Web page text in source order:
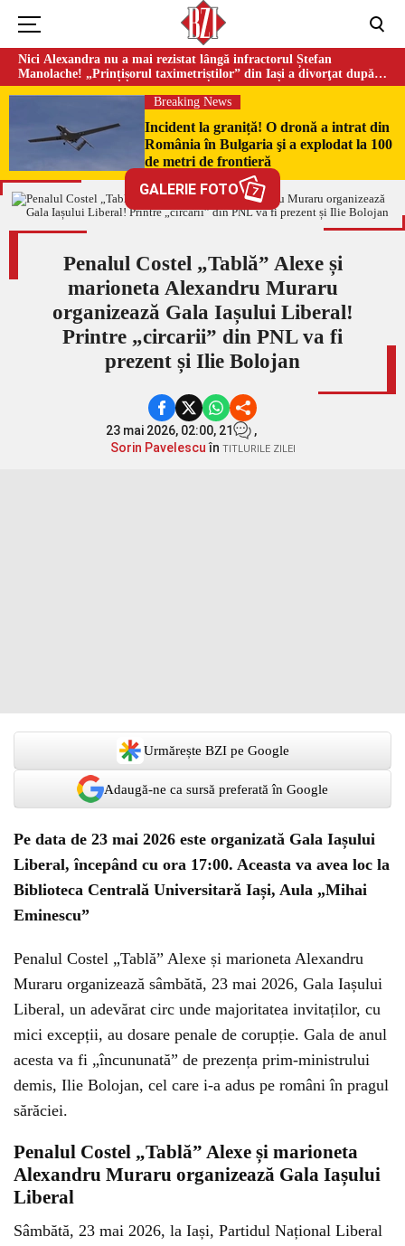
Nici Alexandra nu a mai rezistat lângă infractorul Ștefan
Manolache! „Prințișorul taximetriștilor” din Iași a divorţat după
doi ani de căsnicie
Breaking News
Incident la graniță! O dronă a intrat din
România în Bulgaria şi a explodat la 100
de metri de frontieră
GALERIE FOTO 7
Penalul Costel „Tablă” Alexe și
marioneta Alexandru Muraru
organizează Gala Iașului Liberal!
Printre „circarii” din PNL va fi
prezent și Ilie Bolojan
23 mai 2026, 02:00, 21
,
Sorin Pavelescuîn TITLURILE ZILEI
Urmărește BZI pe Google
Adaugă-ne ca sursă preferată în Google
Pe data de 23 mai 2026 este organizată Gala Iașului
Liberal, începând cu ora 17:00. Aceasta va avea loc la
Biblioteca Centrală Universitară Iași, Aula „Mihai
Eminescu”
Penalul Costel „Tablă” Alexe și marioneta Alexandru
Muraru organizează sâmbătă, 23 mai 2026, Gala Iașului
Liberal, un adevărat circ unde majoritatea invitaților, cu
mici excepții, au dosare penale de corupție. Gala de anul
acesta va fi „încununată” de prezența prim-ministrului
demis, Ilie Bolojan, cel care i-a adus pe români în pragul
sărăciei.
Penalul Costel „Tablă” Alexe și marioneta
Alexandru Muraru organizează Gala Iașului
Liberal
Sâmbătă, 23 mai 2026, la Iași, Partidul Național Liberal